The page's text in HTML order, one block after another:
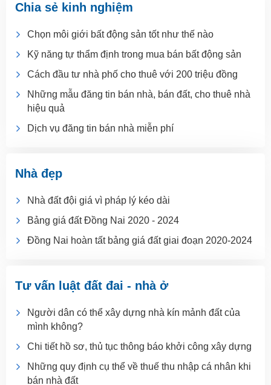
Chia sẻ kinh nghiệm
Chọn môi giới bất động sản tốt như thế nào
Kỹ năng tự thẩm định trong mua bán bất động sản
Cách đầu tư nhà phố cho thuê với 200 triệu đồng
Những mẫu đăng tin bán nhà, bán đất, cho thuê nhà
hiệu quả
Dịch vụ đăng tin bán nhà miễn phí
Nhà đẹp
Nhà đất đội giá vì pháp lý kéo dài
Bảng giá đất Đồng Nai 2020 - 2024
Đồng Nai hoàn tất bảng giá đất giai đoạn 2020-2024
Tư vấn luật đất đai - nhà ở
Người dân có thể xây dựng nhà kín mảnh đất của
mình không?
Chi tiết hồ sơ, thủ tục thông báo khởi công xây dựng
Những quy định cụ thể về thuế thu nhập cá nhân khi
bán nhà đất